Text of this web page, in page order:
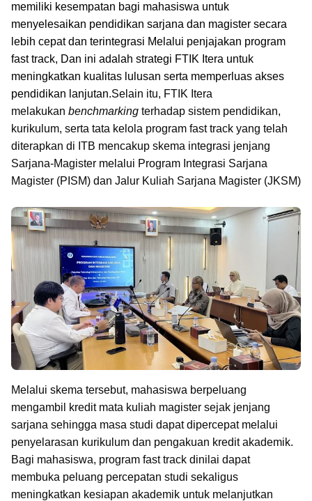
memiliki kesempatan bagi mahasiswa untuk
menyelesaikan pendidikan sarjana dan magister secara
lebih cepat dan terintegrasi Melalui penjajakan program
fast track, Dan ini adalah strategi FTIK Itera untuk
meningkatkan kualitas lulusan serta memperluas akses
pendidikan lanjutan.Selain itu, FTIK Itera
melakukan benchmarking terhadap sistem pendidikan,
kurikulum, serta tata kelola program fast track yang telah
diterapkan di ITB mencakup skema integrasi jenjang
Sarjana-Magister melalui Program Integrasi Sarjana
Magister (PISM) dan Jalur Kuliah Sarjana Magister (JKSM)
Melalui skema tersebut, mahasiswa berpeluang
mengambil kredit mata kuliah magister sejak jenjang
sarjana sehingga masa studi dapat dipercepat melalui
penyelarasan kurikulum dan pengakuan kredit akademik.
Bagi mahasiswa, program fast track dinilai dapat
membuka peluang percepatan studi sekaligus
meningkatkan kesiapan akademik untuk melanjutkan